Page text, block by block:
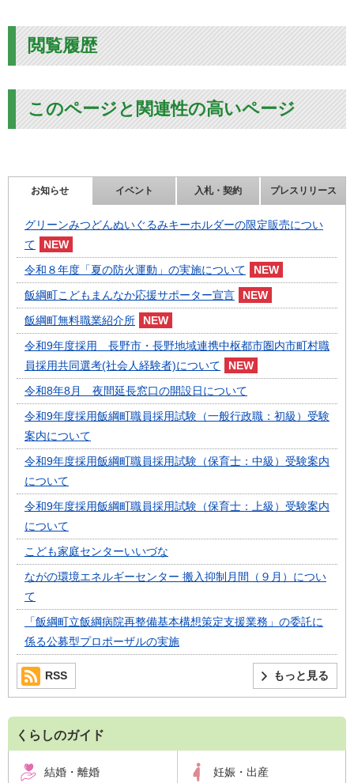
閲覧履歴
このページと関連性の高いページ
お知らせ イベント 入札・契約 プレスリリース
グリーンみつどんぬいぐるみキーホルダーの限定販売につい
て
令和８年度「夏の防火運動」の実施について
飯綱町こどもまんなか応援サポーター宣言
飯綱町無料職業紹介所
令和9年度採用 長野市・長野地域連携中枢都市圏内市町村職
員採用共同選考(社会人経験者)について
令和8年8月 夜間延長窓口の開設日について
令和9年度採用飯綱町職員採用試験（一般行政職：初級）受験
案内について
令和9年度採用飯綱町職員採用試験（保育士：中級）受験案内
について
令和9年度採用飯綱町職員採用試験（保育士：上級）受験案内
について
こども家庭センターいいづな
ながの環境エネルギーセンター 搬入抑制月間（９月）につい
て
「飯綱町立飯綱病院再整備基本構想策定支援業務」の委託に
係る公募型プロポーザルの実施
もっと見る
RSS
くらしのガイド
結婚・離婚 妊娠・出産